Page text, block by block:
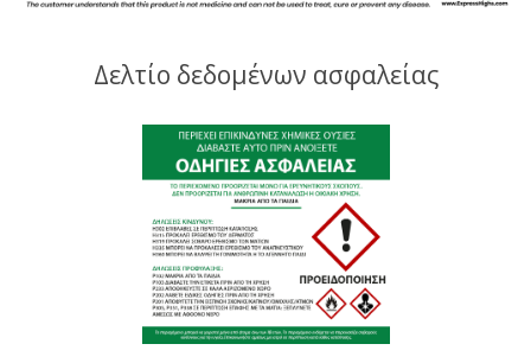
Δελτίο δεδομένων ασφαλείας